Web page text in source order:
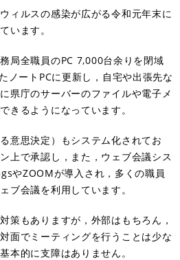
ィルスの感染が広がる令和元年末に
います。
局全職員のPC 7,000台余りを閉域
ノートPCに更新し，自宅や出張先な
県庁のサーバーのファイルや電子メ
きるようになっています。
意思決定）もシステム化されてお
上で承認し，また，ウェブ会議シス
やZOOMが導入され，多くの職員
ブ会議を利用しています。
策もありますが，外部はもちろん，
面でミーティングを行うことは少な
本的に支障はありません。